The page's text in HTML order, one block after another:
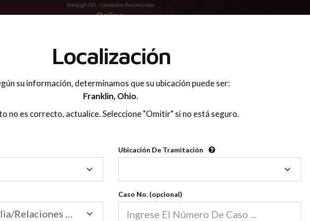
Burleigh ND - Condados Reconocidos
Condados Reconocidos
2600
Condados
Nuestras clases de crianza compartida en línea
2600 condados.
Las clases para padres en línea cumplen la mayoría
Localización
su información, determinamos que su ubicación puede ser:
Franklin, Ohio.
no es correcto, actualice. Seleccione "Omitir" si no está seguro.
Ubicación De Tramitación
Tramitación
Tribunal de Familia/Relaciones Domésticas
Caso No. (opcional)